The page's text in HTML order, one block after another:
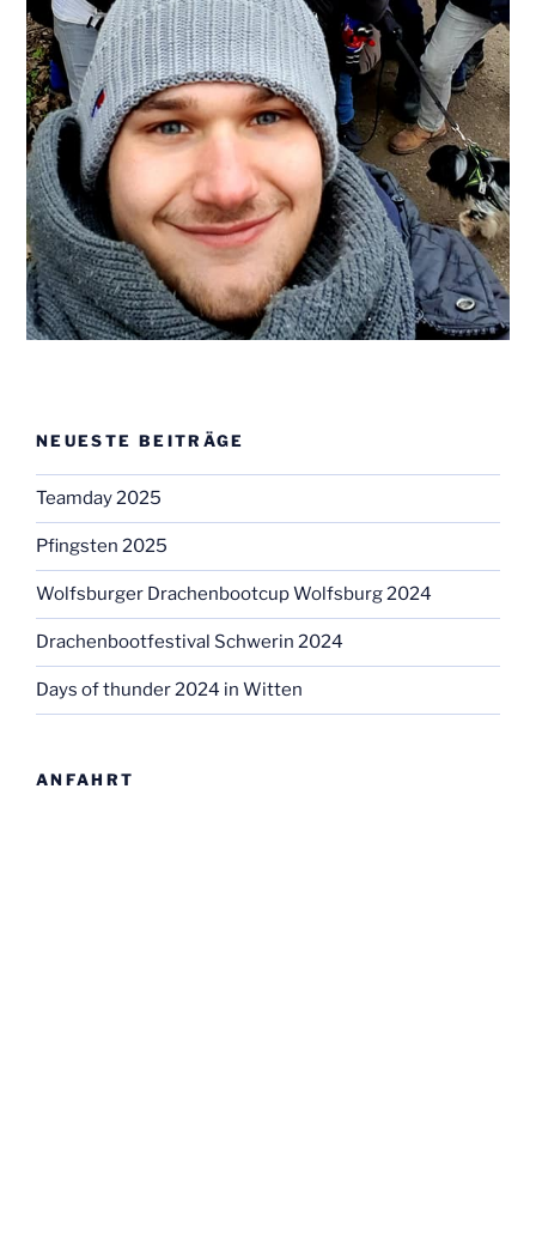
NEUESTE BEITRÄGE
Teamday 2025
Pfingsten 2025
Wolfsburger Drachenbootcup Wolfsburg 2024
Drachenbootfestival Schwerin 2024
Days of thunder 2024 in Witten
ANFAHRT